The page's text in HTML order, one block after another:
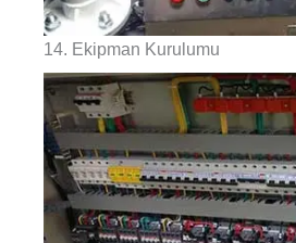
14. Ekipman Kurulumu